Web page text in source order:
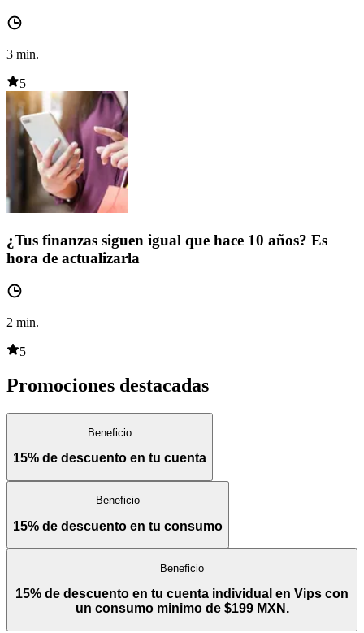
3 min.
5
¿Tus finanzas siguen igual que hace 10 años? Es
hora de actualizarla
2 min.
5
Promociones destacadas
Beneficio
15% de descuento en tu cuenta
Beneficio
15% de descuento en tu consumo
Beneficio
15% de descuento en tu cuenta individual en Vips con
un consumo minimo de $199 MXN.